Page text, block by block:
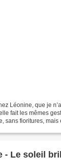
Léonine, que je
fait les mêmes
sans fioritures,
- Le soleil